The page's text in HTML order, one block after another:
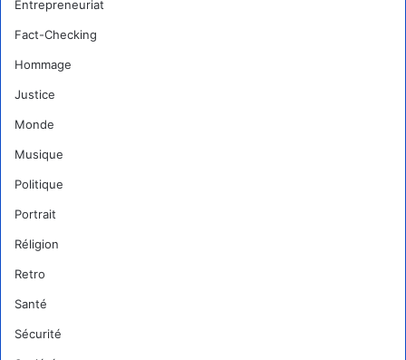
Entrepreneuriat
Fact-Checking
Hommage
Justice
Monde
Musique
Politique
Portrait
Réligion
Retro
Santé
Sécurité